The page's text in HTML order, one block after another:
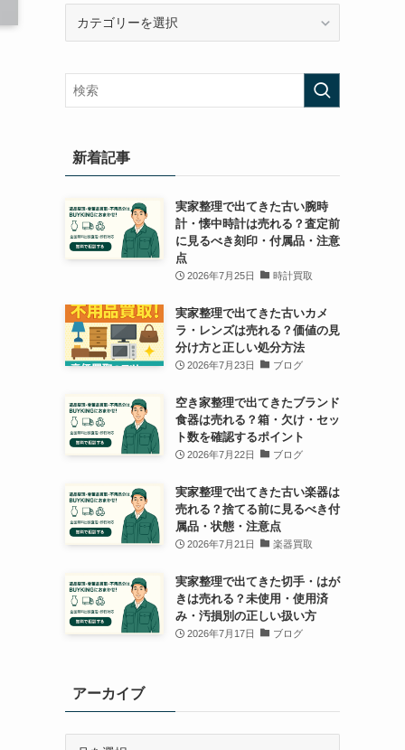
リ
ー
新着記事
実家整理で出てきた古い腕時
計・懐中時計は売れる？査定前
に見るべき刻印・付属品・注意
点
2026年7月25日 時計買取
実家整理で出てきた古いカメ
ラ・レンズは売れる？価値の見
分け方と正しい処分方法
2026年7月23日 ブログ
空き家整理で出てきたブランド
食器は売れる？箱・欠け・セッ
ト数を確認するポイント
2026年7月22日 ブログ
実家整理で出てきた古い楽器は
売れる？捨てる前に見るべき付
属品・状態・注意点
2026年7月21日 楽器買取
実家整理で出てきた切手・はが
きは売れる？未使用・使用済
み・汚損別の正しい扱い方
2026年7月17日 ブログ
アーカイブ